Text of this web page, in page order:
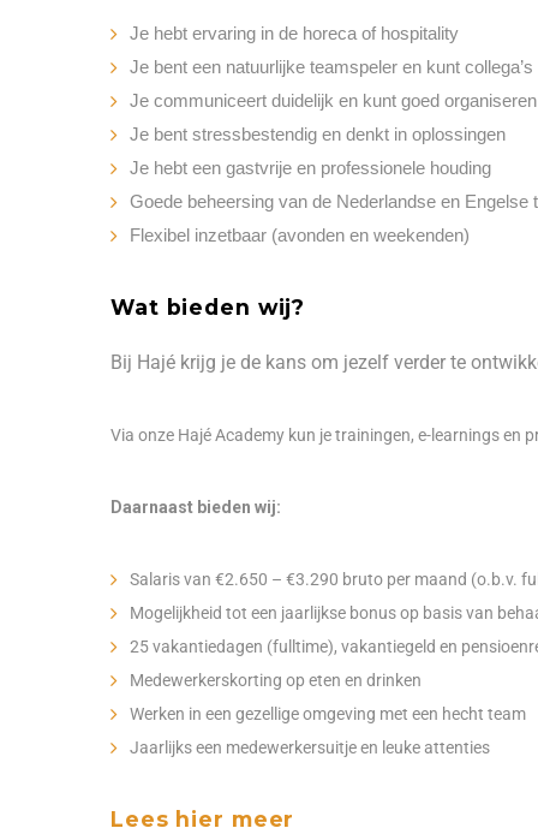
Je hebt ervaring in de horeca of hospitality
Je bent een natuurlijke teamspeler en kunt
Je communiceert duidelijk en kunt goed organiseren
Je bent stressbestendig en denkt in oplossingen
Je hebt een gastvrije en professionele houding
Goede beheersing van de Nederlandse en Engelse
Flexibel inzetbaar (avonden en weekenden)
Wat bieden wij?
Bij Hajé krijg je de kans om jezelf verder te
Via onze Hajé Academy kun je trainingen, e-learnings en
Daarnaast bieden wij:
Salaris van €2.650 – €3.290 bruto per maand (o.b.v.
Mogelijkheid tot een jaarlijkse bonus op basis van
25 vakantiedagen (fulltime), vakantiegeld en
Medewerkerskorting op eten en drinken
Werken in een gezellige omgeving met een hecht team
Jaarlijks een medewerkersuitje en leuke attenties
Lees hier meer